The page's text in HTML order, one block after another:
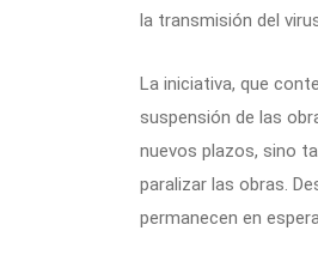
la transmisión del
La iniciativa, que
suspensión de las
nuevos plazos, sino
paralizar las obras.
permanecen en